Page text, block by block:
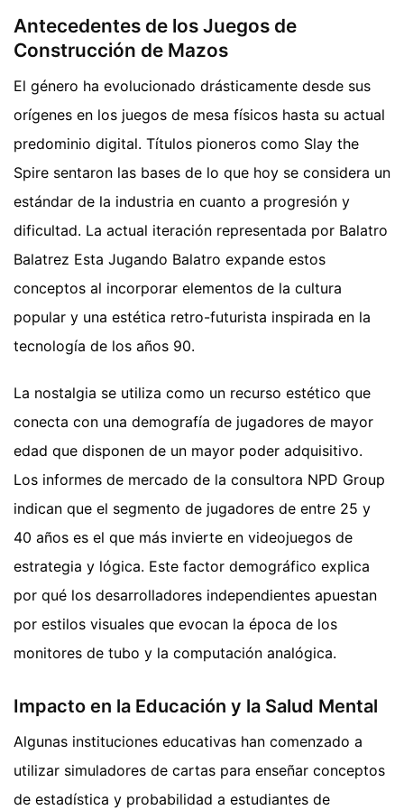
Antecedentes de los Juegos de
Construcción de Mazos
El género ha evolucionado drásticamente desde sus
orígenes en los juegos de mesa físicos hasta su actual
predominio digital. Títulos pioneros como Slay the
Spire sentaron las bases de lo que hoy se considera un
estándar de la industria en cuanto a progresión y
dificultad. La actual iteración representada por Balatro
Balatrez Esta Jugando Balatro expande estos
conceptos al incorporar elementos de la cultura
popular y una estética retro-futurista inspirada en la
tecnología de los años 90.
La nostalgia se utiliza como un recurso estético que
conecta con una demografía de jugadores de mayor
edad que disponen de un mayor poder adquisitivo.
Los informes de mercado de la consultora NPD Group
indican que el segmento de jugadores de entre 25 y
40 años es el que más invierte en videojuegos de
estrategia y lógica. Este factor demográfico explica
por qué los desarrolladores independientes apuestan
por estilos visuales que evocan la época de los
monitores de tubo y la computación analógica.
Impacto en la Educación y la Salud Mental
Algunas instituciones educativas han comenzado a
utilizar simuladores de cartas para enseñar conceptos
de estadística y probabilidad a estudiantes de